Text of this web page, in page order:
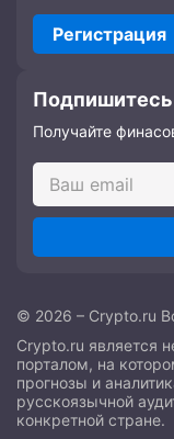
Регистрация
Получайте
© 2026 – Crypto.ru
Crypto.ru является
порталом, на
прогнозы и
русскоязычной
конкретной стране.